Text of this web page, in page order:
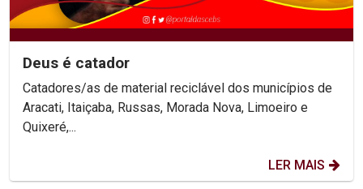
Deus é catador
Catadores/as de material reciclável dos municípios de
Aracati, Itaiçaba, Russas, Morada Nova, Limoeiro e
Quixeré,...
LER MAIS